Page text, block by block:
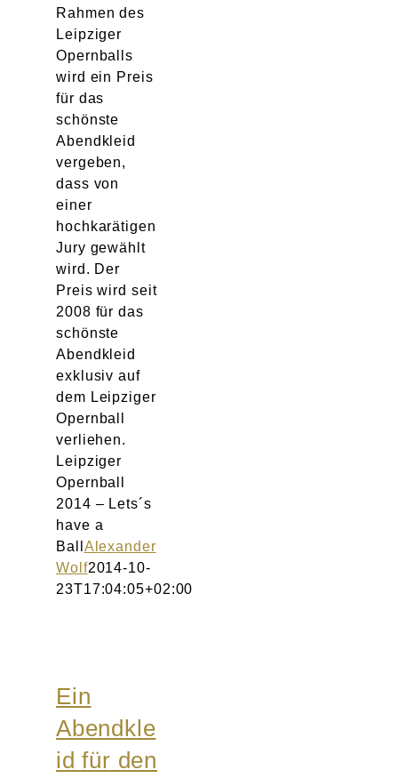
Rahmen des
Leipziger
Opernballs
wird ein Preis
für das
schönste
Abendkleid
vergeben,
dass von
einer
hochkarätigen
Jury gewählt
wird. Der
Preis wird seit
2008 für das
schönste
Abendkleid
exklusiv auf
dem Leipziger
Opernball
verliehen.
Leipziger
Opernball
2014 – Lets´s
have a
Ball Alexander
Wolf2014-10-
23T17:04:05+02:00
Ein
Abendkle
id für den